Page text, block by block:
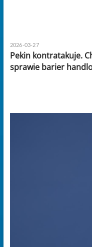
2026-03-27
Pekin kontratakuje.
sprawie barier